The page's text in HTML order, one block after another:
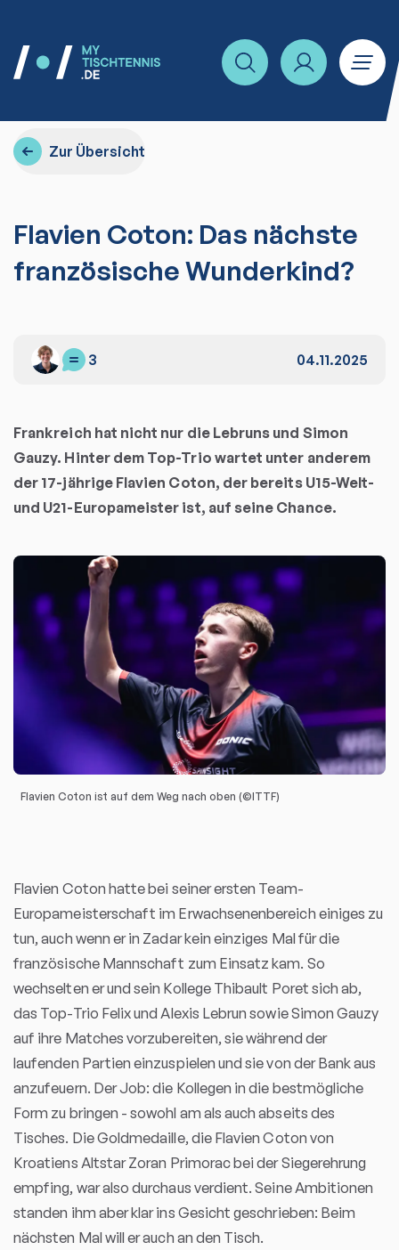
Zur Übersicht
Flavien Coton: Das nächste
französische Wunderkind?
3 04.11.2025
Frankreich hat nicht nur die Lebruns und Simon
Gauzy. Hinter dem Top-Trio wartet unter anderem
der 17-jährige Flavien Coton, der bereits U15-Welt-
und U21-Europameister ist, auf seine Chance.
Flavien Coton ist auf dem Weg nach oben (©ITTF)
Flavien Coton hatte bei seiner ersten Team-
Europameisterschaft im Erwachsenenbereich einiges zu
tun, auch wenn er in Zadar kein einziges Mal für die
französische Mannschaft zum Einsatz kam. So
wechselten er und sein Kollege Thibault Poret sich ab,
das Top-Trio Felix und Alexis Lebrun sowie Simon Gauzy
auf ihre Matches vorzubereiten, sie während der
laufenden Partien einzuspielen und sie von der Bank aus
anzufeuern. Der Job: die Kollegen in die bestmögliche
Form zu bringen - sowohl am als auch abseits des
Tisches. Die Goldmedaille, die Flavien Coton von
Kroatiens Altstar Zoran Primorac bei der Siegerehrung
empfing, war also durchaus verdient. Seine Ambitionen
standen ihm aber klar ins Gesicht geschrieben: Beim
nächsten Mal will er auch an den Tisch.